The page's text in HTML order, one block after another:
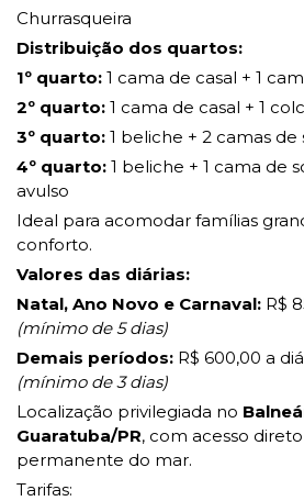
Churrasqueira
Distribuição dos quartos:
1º quarto: 1 cama de casal + 1
2º quarto: 1 cama de casal + 1
3º quarto: 1 beliche + 2 camas de
4º quarto: 1 beliche + 1 cama de
avulso
Ideal para acomodar famílias
conforto.
Valores das diárias:
Natal, Ano Novo e Carnaval: R$
(mínimo de 5 dias)
Demais períodos: R$ 600,00 a
(mínimo de 3 dias)
Localização privilegiada no
Guaratuba/PR, com acesso
permanente do mar.
Tarifas: